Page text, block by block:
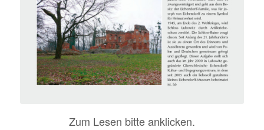
Zum Lesen bitte anklicken.